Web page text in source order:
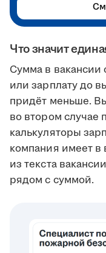
Что значит
Сумма в вакансии
или зарплату до
придёт меньше.
во втором случае
калькуляторы
компания имеет в
из текста
рядом с суммой.